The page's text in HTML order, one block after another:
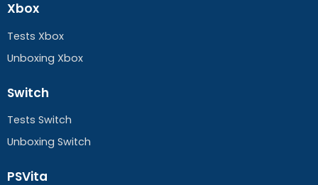
Xbox
Tests Xbox
Unboxing Xbox
Switch
Tests Switch
Unboxing Switch
PSVita